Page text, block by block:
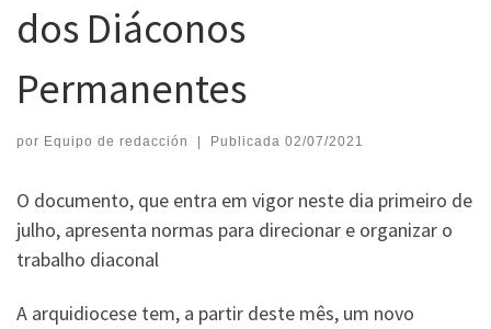
dos Diáconos
Permanentes
por Equipo de redacción | Publicada 02/07/2021
O documento, que entra em vigor neste dia primeiro de
julho, apresenta normas para direcionar e organizar o
trabalho diaconal
A arquidiocese tem, a partir deste mês, um novo